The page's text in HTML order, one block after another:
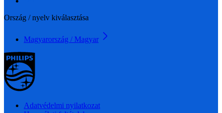
Ország / nyelv kiválasztása
Magyarország / Magyar
Adatvédelmi nyilatkozat